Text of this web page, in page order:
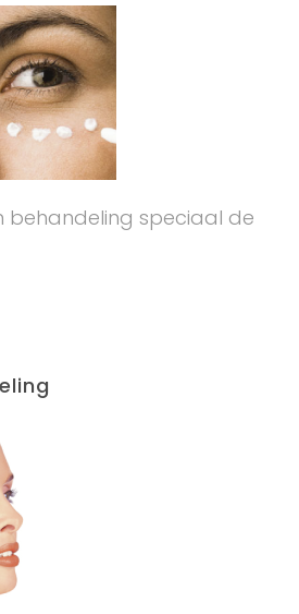
behandeling speciaal de